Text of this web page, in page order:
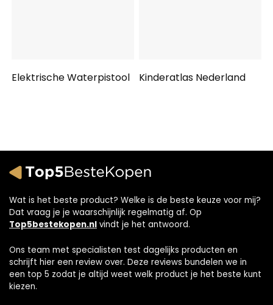
Elektrische Waterpistool Kinderatlas Nederland
Wat is het beste product? Welke is de beste keuze voor mij?
Dat vraag je je waarschijnlijk regelmatig af. Op
Top5bestekopen.nl vindt je het antwoord.
Ons team met specialisten test dagelijks producten en
schrijft hier een review over. Deze reviews bundelen we in
een top 5 zodat je altijd weet welk product je het beste kunt
kiezen.